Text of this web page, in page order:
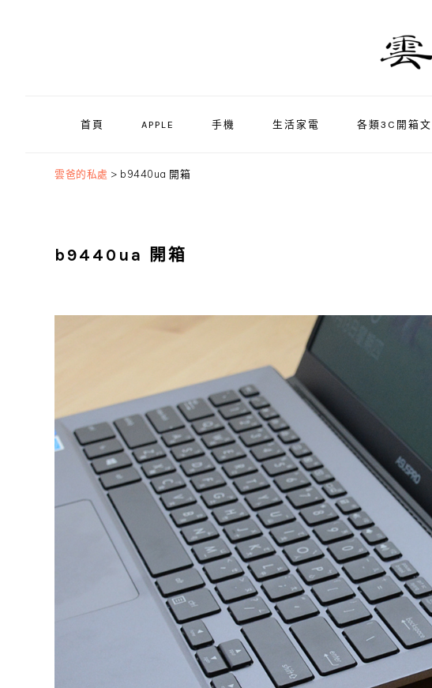
首頁 APPLE 手機 生活家電 各類3C開箱文
雲爸的私處 > b9440ua 開箱
b9440ua 開箱